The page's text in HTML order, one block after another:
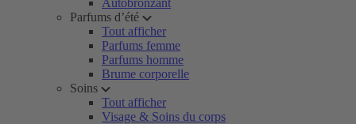
Autobronzant
Parfums d’été
Tout afficher
Parfums femme
Parfums homme
Brume corporelle
Soins
Tout afficher
Visage & Soins du corps